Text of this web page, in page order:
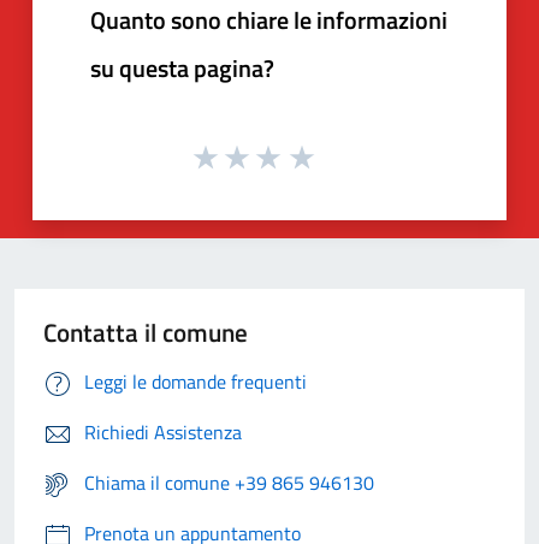
Quanto sono chiare le informazioni
su questa pagina?
Contatta il comune
Leggi le domande frequenti
Richiedi Assistenza
Chiama il comune +39 865 946130
Prenota un appuntamento